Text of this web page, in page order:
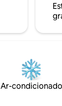
Ar-condicionado